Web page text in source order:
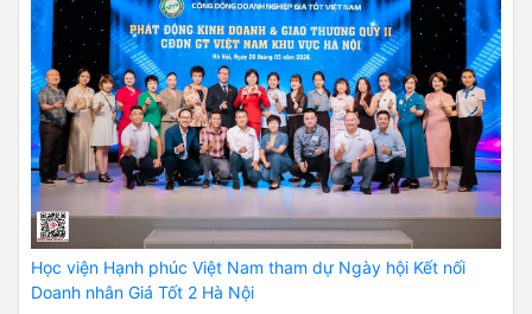
Học viện Hạnh phúc Việt Nam tham dự Ngày hội Kết nối
Doanh nhân Giá Tốt 2 Hà Nội